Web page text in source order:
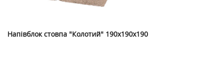
Напівблок стовпа "Колотий" 190х190х190